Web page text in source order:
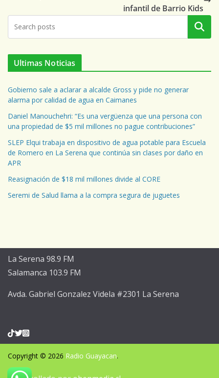
infantil de Barrio Kids
Buscar
Ultimas Noticias
Gobierno sale a aclarar a alcalde Gross y pide no generar
alarma por calidad de agua en Caimanes
Daniel Manouchehri: “Es una vergüenza que una persona con
una propiedad de $5 mil millones no pague contribuciones”
SLEP Elqui trabaja en dispositivo de agua potable para Escuela
de Romero en La Serena que continúa sin clases por daño en
APR
Reasignación de $18 mil millones divide al CORE
Seremi de Salud llama a la compra segura de juguetes
La Serena 98.9 FM
Salamanca 103.9 FM
Avda. Gabriel Gonzalez Videla #2301 La Serena
Copyright © 2026 Radio Guayacan.